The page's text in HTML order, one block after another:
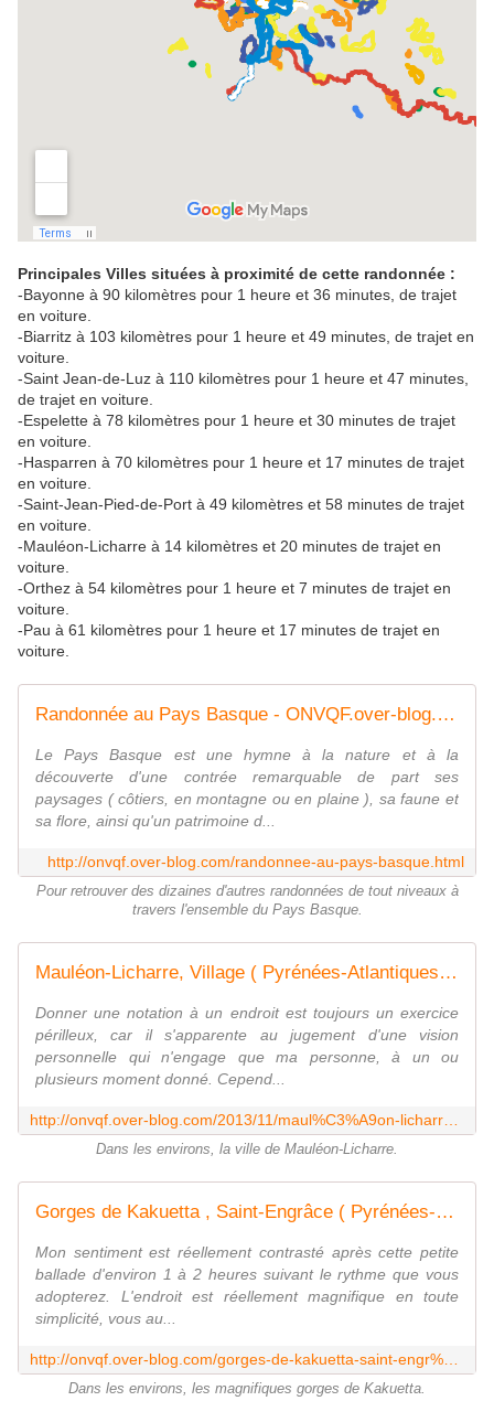
Principales Villes situées à proximité de cette randonnée :
-Bayonne à 90 kilomètres pour 1 heure et 36 minutes, de trajet
en voiture.
-Biarritz à 103 kilomètres pour 1 heure et 49 minutes, de trajet en
voiture.
-Saint Jean-de-Luz à 110 kilomètres pour 1 heure et 47 minutes,
de trajet en voiture.
-Espelette à 78 kilomètres pour 1 heure et 30 minutes de trajet
en voiture.
-Hasparren à 70 kilomètres pour 1 heure et 17 minutes de trajet
en voiture.
-Saint-Jean-Pied-de-Port à 49 kilomètres et 58 minutes de trajet
en voiture.
-Mauléon-Licharre à 14 kilomètres et 20 minutes de trajet en
voiture.
-Orthez à 54 kilomètres pour 1 heure et 7 minutes de trajet en
voiture.
-Pau à 61 kilomètres pour 1 heure et 17 minutes de trajet en
voiture.
Randonnée au Pays Basque - ONVQF.over-blog.com
Le Pays Basque est une hymne à la nature et à la
découverte d'une contrée remarquable de part ses
paysages ( côtiers, en montagne ou en plaine ), sa faune et
sa flore, ainsi qu'un patrimoine d...
http://onvqf.over-blog.com/randonnee-au-pays-basque.html
Pour retrouver des dizaines d'autres randonnées de tout niveaux à
travers l'ensemble du Pays Basque.
Mauléon-Licharre, Village ( Pyrénées-Atlantiques ) A - ONVQF.over-blog.com
Donner une notation à un endroit est toujours un exercice
périlleux, car il s'apparente au jugement d'une vision
personnelle qui n'engage que ma personne, à un ou
plusieurs moment donné. Cepend...
Dans les environs, la ville de Mauléon-Licharre.
Gorges de Kakuetta , Saint-Engrâce ( Pyrénées-Atlantiques 64 ) AAA Promenade - ONVQF.over-blog.com
Mon sentiment est réellement contrasté après cette petite
ballade d'environ 1 à 2 heures suivant le rythme que vous
adopterez. L'endroit est réellement magnifique en toute
simplicité, vous au...
Dans les environs, les magnifiques gorges de Kakuetta.